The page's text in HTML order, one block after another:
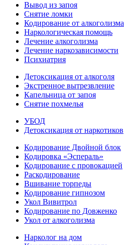
Вывод из запоя
Снятие ломки
Кодирование от алкоголизма
Наркологическая помощь
Лечение алкоголизма
Лечение наркозависимости
Психиатрия
Детоксикация от алкоголя
Экстренное вытрезвление
Капельница от запоя
Снятие похмелья
УБОД
Детоксикация от наркотиков
Кодирование Двойной блок
Кодировка «Эспераль»
Кодирование с провокацией
Раскодирование
Вшивание торпеды
Кодирование гипнозом
Укол Вивитрол
Кодирование по Довженко
Укол от алкоголизма
Нарколог на дом